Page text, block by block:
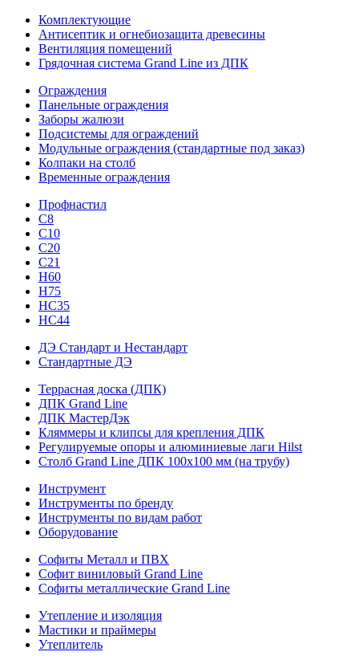
Комплектующие
Антисептик и огнебиозащита древесины
Вентиляция помещений
Грядочная система Grand Line из ДПК
Ограждения
Панельные ограждения
Заборы жалюзи
Подсистемы для ограждений
Модульные ограждения (стандартные под заказ)
Колпаки на столб
Временные ограждения
Профнастил
С8
С10
С20
С21
H60
H75
HС35
НС44
ДЭ Стандарт и Нестандарт
Стандартные ДЭ
Террасная доска (ДПК)
ДПК Grand Line
ДПК МастерДэк
Кляммеры и клипсы для крепления ДПК
Регулируемые опоры и алюминиевые лаги Hilst
Столб Grand Line ДПК 100х100 мм (на трубу)
Инструмент
Инструменты по бренду
Инструменты по видам работ
Оборудование
Софиты Металл и ПВХ
Софит виниловый Grand Line
Софиты металлические Grand Line
Утепление и изоляция
Мастики и праймеры
Утеплитель